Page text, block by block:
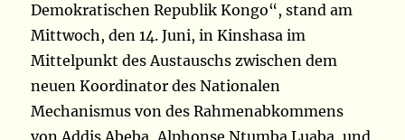
Demokratischen Republik Kongo“, stand am
Mittwoch, den 14. Juni, in Kinshasa im
Mittelpunkt des Austauschs zwischen dem
neuen Koordinator des Nationalen
Mechanismus von des Rahmenabkommens